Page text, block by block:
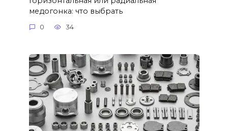
медогонка: что выбрать
0 34